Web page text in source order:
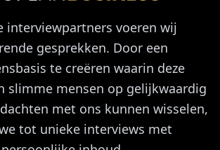
interviewpartners voeren wij
gesprekken. Door een
te creëren waarin deze
slimme mensen op gelijkwaardig
met ons kunnen wisselen,
tot unieke interviews met